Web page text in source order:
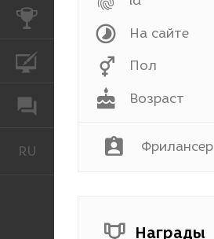
RU
На сайте
Пол
Возраст
Фрилансер
Награды